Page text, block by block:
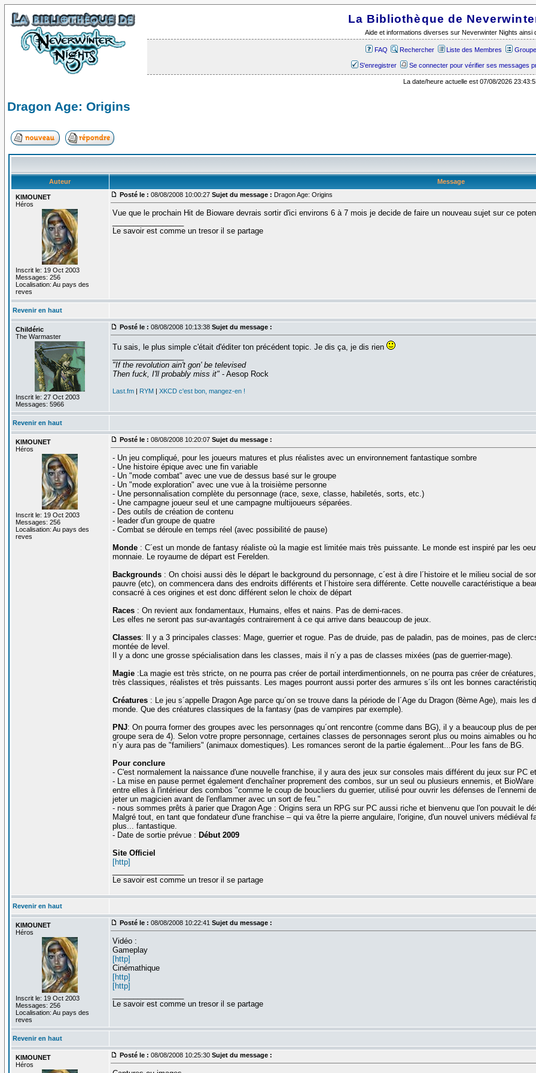
La Bibliothèque de
Aide et informations diverses sur Neverwinter Nights ainsi
FAQ Rechercher Liste des Membres
S'enregistrer Se connecter pour vérifier ses messages
La date/heure actuelle est 07/08/2026
Dragon Age: Origins
Auteur Message
KIMOUNET
Héros
Inscrit le: 19 Oct 2003
Messages: 256
Localisation: Au pays des
reves
Posté le : 08/08/2008 10:00:27 Sujet du message : Dragon Age: Origins
Vue que le prochain Hit de Bioware devrais sortir d'ici environs 6 à 7 mois je decide de faire un nouveau sujet sur ce
Le savoir est comme un tresor il se partage
Revenir en haut
Childéric
The Warmaster
Inscrit le: 27 Oct 2003
Messages: 5966
Posté le : 08/08/2008 10:13:38 Sujet du message :
Tu sais, le plus simple c'était d'éditer ton précédent topic. Je dis ça, je dis rien
"If the revolution ain't gon' be televised
Then fuck, I'll probably miss it"- Aesop Rock
Last.fm| RYM| XKCD c'est bon, mangez-en !
Revenir en haut
KIMOUNET
Héros
Inscrit le: 19 Oct 2003
Messages: 256
Localisation: Au pays des
reves
Posté le : 08/08/2008 10:20:07 Sujet du message :
- Un jeu compliqué, pour les joueurs matures et plus réalistes avec un environnement fantastique sombre
- Une histoire épique avec une fin variable
- Un "mode combat" avec une vue de dessus basé sur le groupe
- Un "mode exploration" avec une vue à la troisième personne
- Une personnalisation complète du personnage (race, sexe, classe, habiletés, sorts, etc.)
- Une campagne joueur seul et une campagne multijoueurs séparées.
- Des outils de création de contenu
- leader d'un groupe de quatre
- Combat se déroule en temps réel (avec possibilité de pause)
Monde : C´est un monde de fantasy réaliste où la magie est limitée mais très puissante. Le monde est inspiré par les
monnaie. Le royaume de départ est Ferelden.
Backgrounds : On choisi aussi dès le départ le background du personnage, c´est à dire l´histoire et le milieu social de
pauvre (etc), on commencera dans des endroits différents et l´histoire sera différente. Cette nouvelle caractéristique a
consacré à ces origines et est donc différent selon le choix de départ
Races : On revient aux fondamentaux, Humains, elfes et nains. Pas de demi-races.
Les elfes ne seront pas sur-avantagés contrairement à ce qui arrive dans beaucoup de jeux.
Classes: Il y a 3 principales classes: Mage, guerrier et rogue. Pas de druide, pas de paladin, pas de moines, pas de
montée de level.
Il y a donc une grosse spécialisation dans les classes, mais il n´y a pas de classes mixées (pas de guerrier-mage).
Magie :La magie est très stricte, on ne pourra pas créer de portail interdimentionnels, on ne pourra pas créer de
très classiques, réalistes et très puissants. Les mages pourront aussi porter des armures s´ils ont les bonnes
Créatures: Le jeu s´appelle Dragon Age parce qu´on se trouve dans la période de l´Age du Dragon (8ème Age), mais les
monde. Que des créatures classiques de la fantasy (pas de vampires par exemple).
PNJ: On pourra former des groupes avec les personnages qu´ont rencontre (comme dans BG), il y a beaucoup plus de
groupe sera de 4). Selon votre propre personnage, certaines classes de personnages seront plus ou moins aimables ou
n´y aura pas de "familiers" (animaux domestiques). Les romances seront de la partie également...Pour les fans de BG.
Pour conclure
- C'est normalement la naissance d'une nouvelle franchise, il y aura des jeux sur consoles mais différent du jeux sur PC
- La mise en pause permet également d'enchaîner proprement des combos, sur un seul ou plusieurs ennemis, et
entre elles à l'intérieur des combos "comme le coup de boucliers du guerrier, utilisé pour ouvrir les défenses de l'ennemi
jeter un magicien avant de l'enflammer avec un sort de feu."
- nous sommes prêts à parier que Dragon Age : Origins sera un RPG sur PC aussi riche et bienvenu que l'on pouvait le
Malgré tout, en tant que fondateur d'une franchise – qui va être la pierre angulaire, l'origine, d'un nouvel univers
plus... fantastique.
- Date de sortie prévue : Début 2009
Site Officiel
[http]
Le savoir est comme un tresor il se partage
Revenir en haut
KIMOUNET
Héros
Inscrit le: 19 Oct 2003
Messages: 256
Localisation: Au pays des
reves
Posté le : 08/08/2008 10:22:41 Sujet du message :
Vidéo :
Gameplay
[http]
Cinémathique
[http]
[http]
Le savoir est comme un tresor il se partage
Revenir en haut
KIMOUNET
Héros
Posté le : 08/08/2008 10:25:30 Sujet du message :